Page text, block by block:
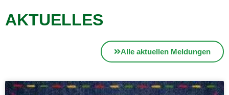
AKTUELLES
Alle aktuellen Meldungen